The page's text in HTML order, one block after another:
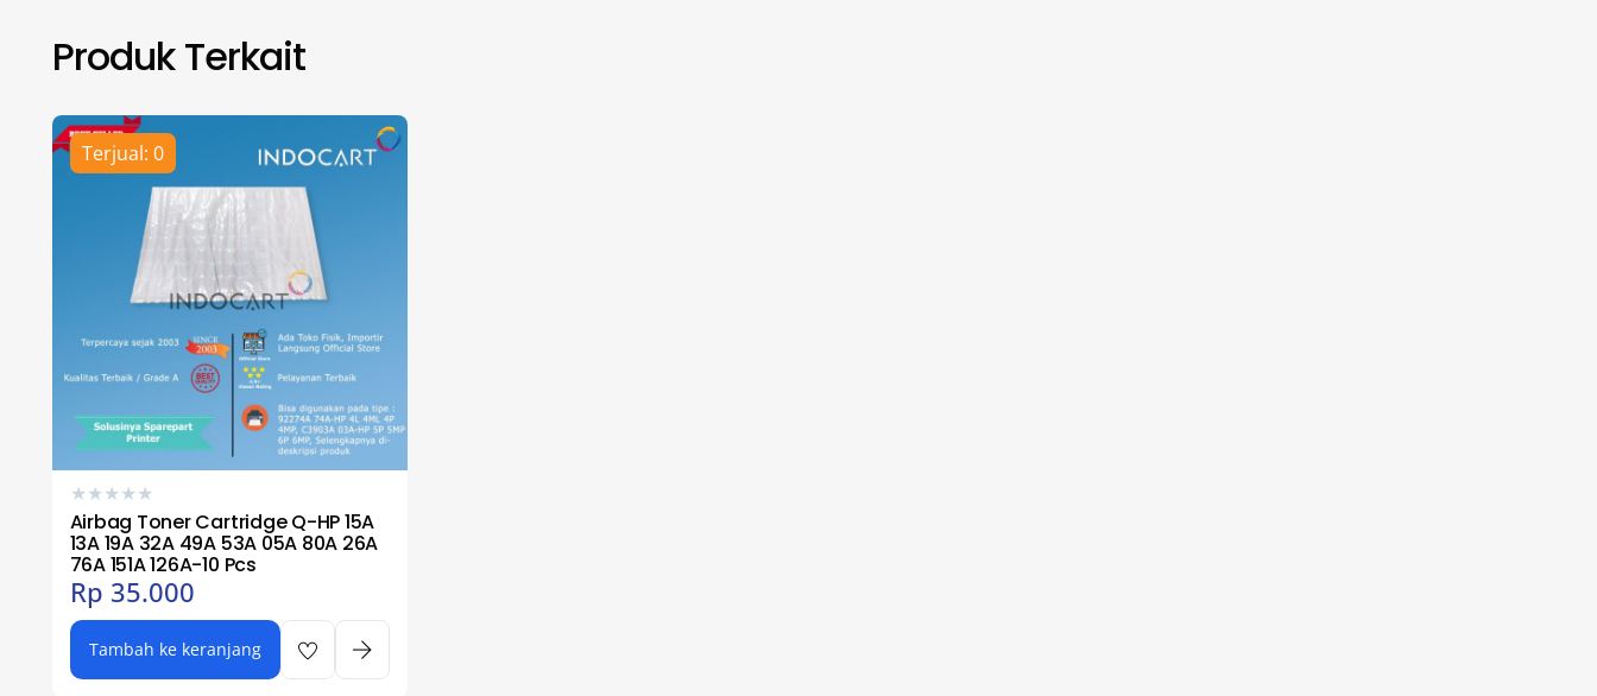
Produk Terkait
Terjual: 0
★★★★★
Airbag Toner Cartridge Q-HP 15A
13A 19A 32A 49A 53A 05A 80A 26A
76A 151A 126A-10 Pcs
Rp 35.000
Tambah ke keranjang